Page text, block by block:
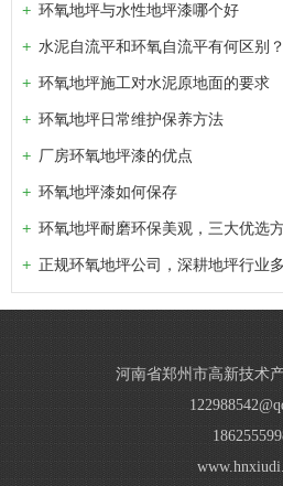
环氧地坪与水性地坪漆哪个好
水泥自流平和环氧自流平有何区别？
环氧地坪施工对水泥原地面的要求
环氧地坪日常维护保养方法
厂房环氧地坪漆的优点
环氧地坪漆如何保存
环氧地坪耐磨环保美观，三大优选
正规环氧地坪公司，深耕地坪行业
河南省郑州市高新技术